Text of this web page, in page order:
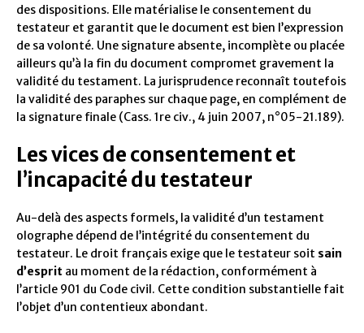
des dispositions. Elle matérialise le consentement du
testateur et garantit que le document est bien l’expression
de sa volonté. Une signature absente, incomplète ou placée
ailleurs qu’à la fin du document compromet gravement la
validité du testament. La jurisprudence reconnaît toutefois
la validité des paraphes sur chaque page, en complément de
la signature finale (Cass. 1re civ., 4 juin 2007, n°05-21.189).
Les vices de consentement et
l’incapacité du testateur
Au-delà des aspects formels, la validité d’un testament
olographe dépend de l’intégrité du consentement du
testateur. Le droit français exige que le testateur soit sain
d’esprit au moment de la rédaction, conformément à
l’article 901 du Code civil. Cette condition substantielle fait
l’objet d’un contentieux abondant.